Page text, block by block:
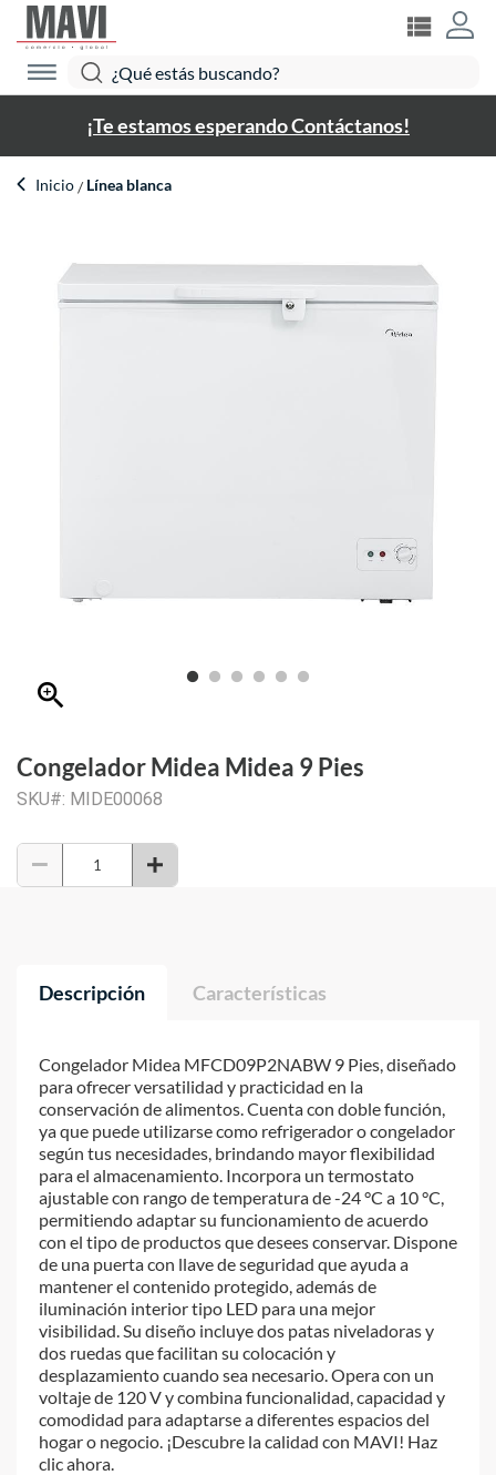
¡Te estamos esperando Contáctanos!
Inicio Línea blanca
zoom_in
Congelador Midea Midea 9 Pies
SKU#: MIDE00068
Descripción Características
Congelador Midea MFCD09P2NABW 9 Pies, diseñado
para ofrecer versatilidad y practicidad en la
conservación de alimentos. Cuenta con doble función,
ya que puede utilizarse como refrigerador o congelador
según tus necesidades, brindando mayor flexibilidad
para el almacenamiento. Incorpora un termostato
ajustable con rango de temperatura de -24 °C a 10 °C,
permitiendo adaptar su funcionamiento de acuerdo
con el tipo de productos que desees conservar. Dispone
de una puerta con llave de seguridad que ayuda a
mantener el contenido protegido, además de
iluminación interior tipo LED para una mejor
visibilidad. Su diseño incluye dos patas niveladoras y
dos ruedas que facilitan su colocación y
desplazamiento cuando sea necesario. Opera con un
voltaje de 120 V y combina funcionalidad, capacidad y
comodidad para adaptarse a diferentes espacios del
hogar o negocio. ¡Descubre la calidad con MAVI! Haz
clic ahora.